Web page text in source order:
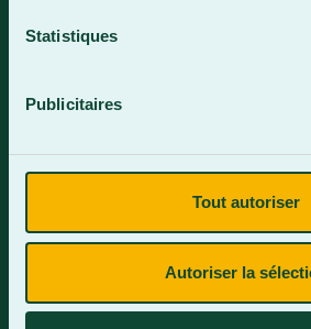
Statistiques
Publicitaires
Tout autoriser
Autoriser la
Lundi-vendredi : 8 h à 16 h